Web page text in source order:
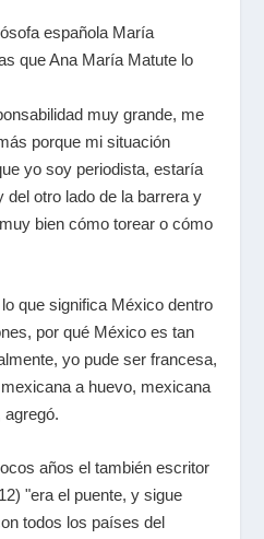
española María
que Ana María Matute lo
muy grande, me
porque mi situación
yo soy periodista, estaría
del otro lado de la barrera y
bien cómo torear o cómo
que significa México dentro
por qué México es tan
yo pude ser francesa,
a huevo, mexicana
agregó.
años el también escritor
"era el puente, y sigue
todos los países del